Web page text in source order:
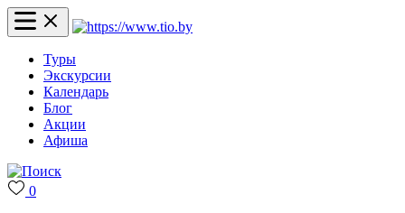
Туры
Экскурсии
Календарь
Блог
Акции
Афиша
0